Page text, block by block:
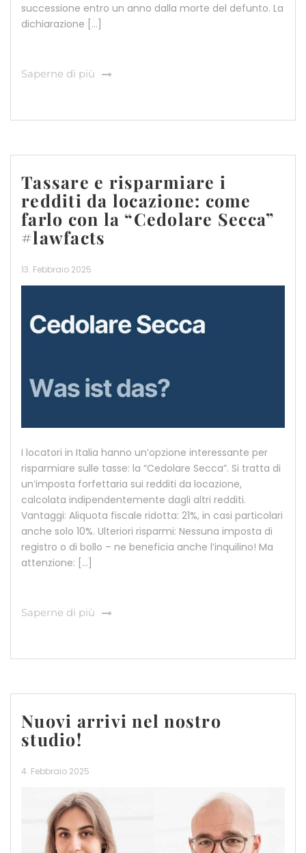
successione entro un anno dalla morte del defunto. La
dichiarazione […]
Saperne di più
Tassare e risparmiare i
redditi da locazione: come
farlo con la “Cedolare Secca”
#lawfacts
13. Febbraio 2025
I locatori in Italia hanno un’opzione interessante per
risparmiare sulle tasse: la “Cedolare Secca”. Si tratta di
un’imposta forfettaria sui redditi da locazione,
calcolata indipendentemente dagli altri redditi.
Vantaggi: Aliquota fiscale ridotta: 21%, in casi particolari
anche solo 10%. Ulteriori risparmi: Nessuna imposta di
registro o di bollo – ne beneficia anche l’inquilino! Ma
attenzione: […]
Saperne di più
Nuovi arrivi nel nostro
studio!
4. Febbraio 2025